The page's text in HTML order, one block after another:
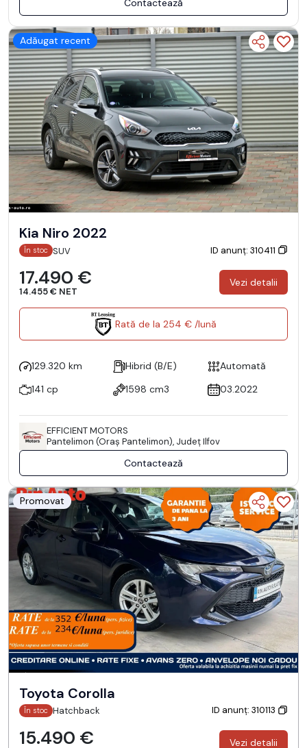
Contactează
Adăugat recent
Kia Niro 2022
În stoc SUV ID anunț: 310411
17.490 €
14.455 € NET
Vezi detalii
Rată de la 254 € /lună
129.320 km Hibrid (B/E)
Automată
141 cp
1598 cm3 03.2022
EFFICIENT MOTORS
Pantelimon (Oraş Pantelimon), Județ Ilfov
Contactează
Promovat
Toyota Corolla
În stoc Hatchback ID anunț: 310113
15.490 € Vezi detalii